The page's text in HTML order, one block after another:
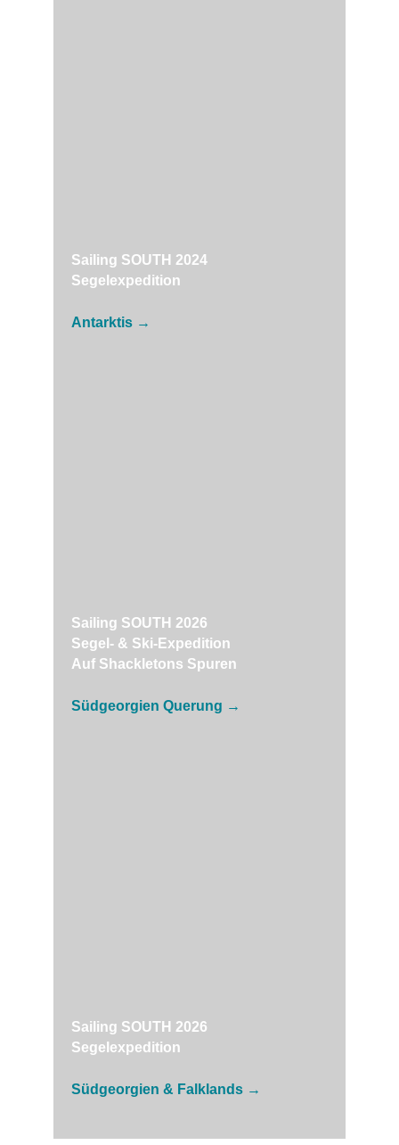
Sailing SOUTH 2024
Segelexpedition
Antarktis →
Sailing SOUTH 2026
Segel- & Ski-Expedition
Auf Shackletons Spuren
Südgeorgien Querung →
Sailing SOUTH 2026
Segelexpedition
Südgeorgien & Falklands →